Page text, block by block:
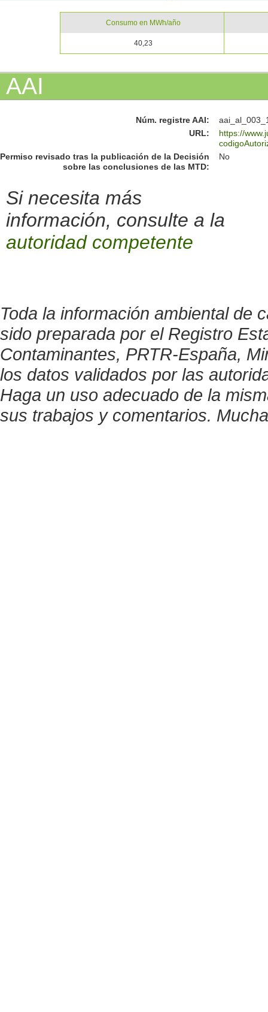
Consumo en MWh/año
40,23
AAI
Núm. registre AAI:
URL:
https://
Permiso revisado tras la publicación de la Decisión
sobre las conclusiones de las MTD:
No
Si necesita más
información, consulte a la
autoridad competente
Toda la información ambiental de
sido preparada por el Registro
Contaminantes, PRTR-España,
los datos validados por las
Haga un uso adecuado de la
sus trabajos y comentarios.